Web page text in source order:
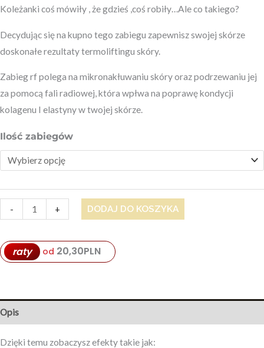
Koleżanki coś mówiły , że gdzieś ,coś robiły…Ale co takiego?
Decydując się na kupno tego zabiegu zapewnisz swojej skórze
doskonałe rezultaty termoliftingu skóry.
Zabieg rf polega na mikronakłuwaniu skóry oraz podrzewaniu jej
za pomocą fali radiowej, która wpłwa na poprawę kondycji
kolagenu I elastyny w twojej skórze.
Ilość zabiegów
- + DODAJ DO KOSZYKA
raty od 20,30PLN
Opis
Dzięki temu zobaczysz efekty takie jak: